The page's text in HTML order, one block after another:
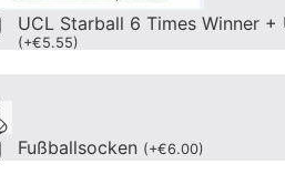
UCL Starball 6 Times Winner +
(+€5.55)
Fußballsocken (+€6.00)